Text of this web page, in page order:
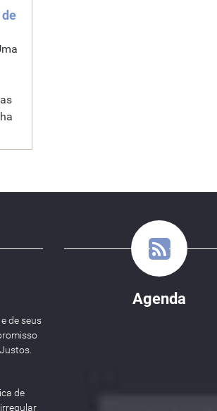
de seus
de
Agenda